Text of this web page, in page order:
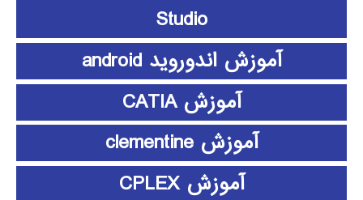
Studio
آموزش اندوروید android
آموزش CATIA
آموزش clementine
آموزش CPLEX